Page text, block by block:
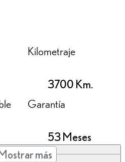
Kilometraje
3700 Km.
Garantía
53 Meses
más